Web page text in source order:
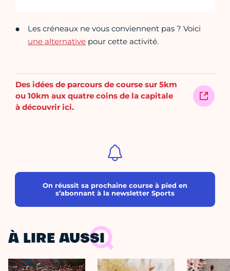
Les créneaux ne vous conviennent pas ? Voici
une alternative pour cette activité.
Des idées de parcours de course sur 5km
ou 10km aux quatre coins de la capitale
à découvrir ici.
On réussit sa prochaine course à pied en
s’abonnant à la newsletter Sports
À LIRE AUSSI